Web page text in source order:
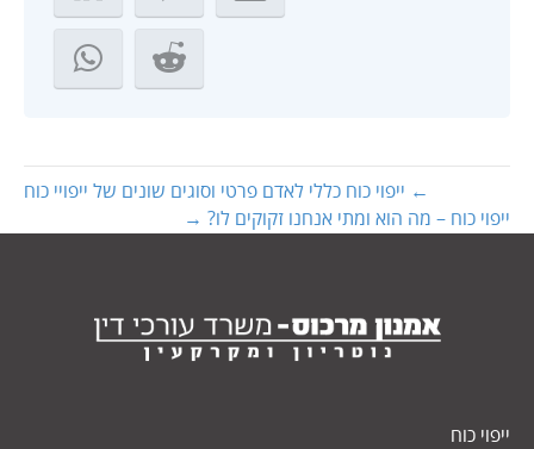
← ייפוי כוח כללי לאדם פרטי וסוגים שונים של ייפויי כוח
ייפוי כוח – מה הוא ומתי אנחנו זקוקים לו? →
ייפוי כוח